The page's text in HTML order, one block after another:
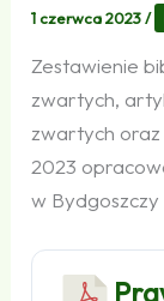
1 czerwca 2023/
Zestawienie
zwartych,
zwartych oraz
2023
w Bydgoszczy